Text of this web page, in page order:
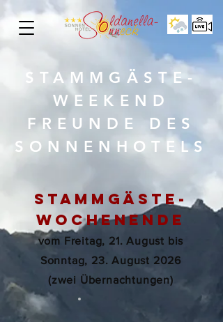
STAMMGÄSTE-
WEEKEND
FREUNDE DES
SONNENHOTELS
STAMMGÄSTE-
Wochenende
vom Freitag, 21. August bis
Sonntag, 23. August 2026
(zwei Übernachtungen)